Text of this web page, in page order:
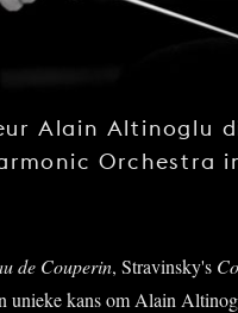
Alain Altinoglu
Orchestra
de Couperin, Stravinsky's
unieke kans om Alain